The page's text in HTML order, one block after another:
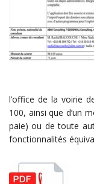
l’office de la voirie
100, ainsi que d’un
paie) ou de toute
fonctionnalités